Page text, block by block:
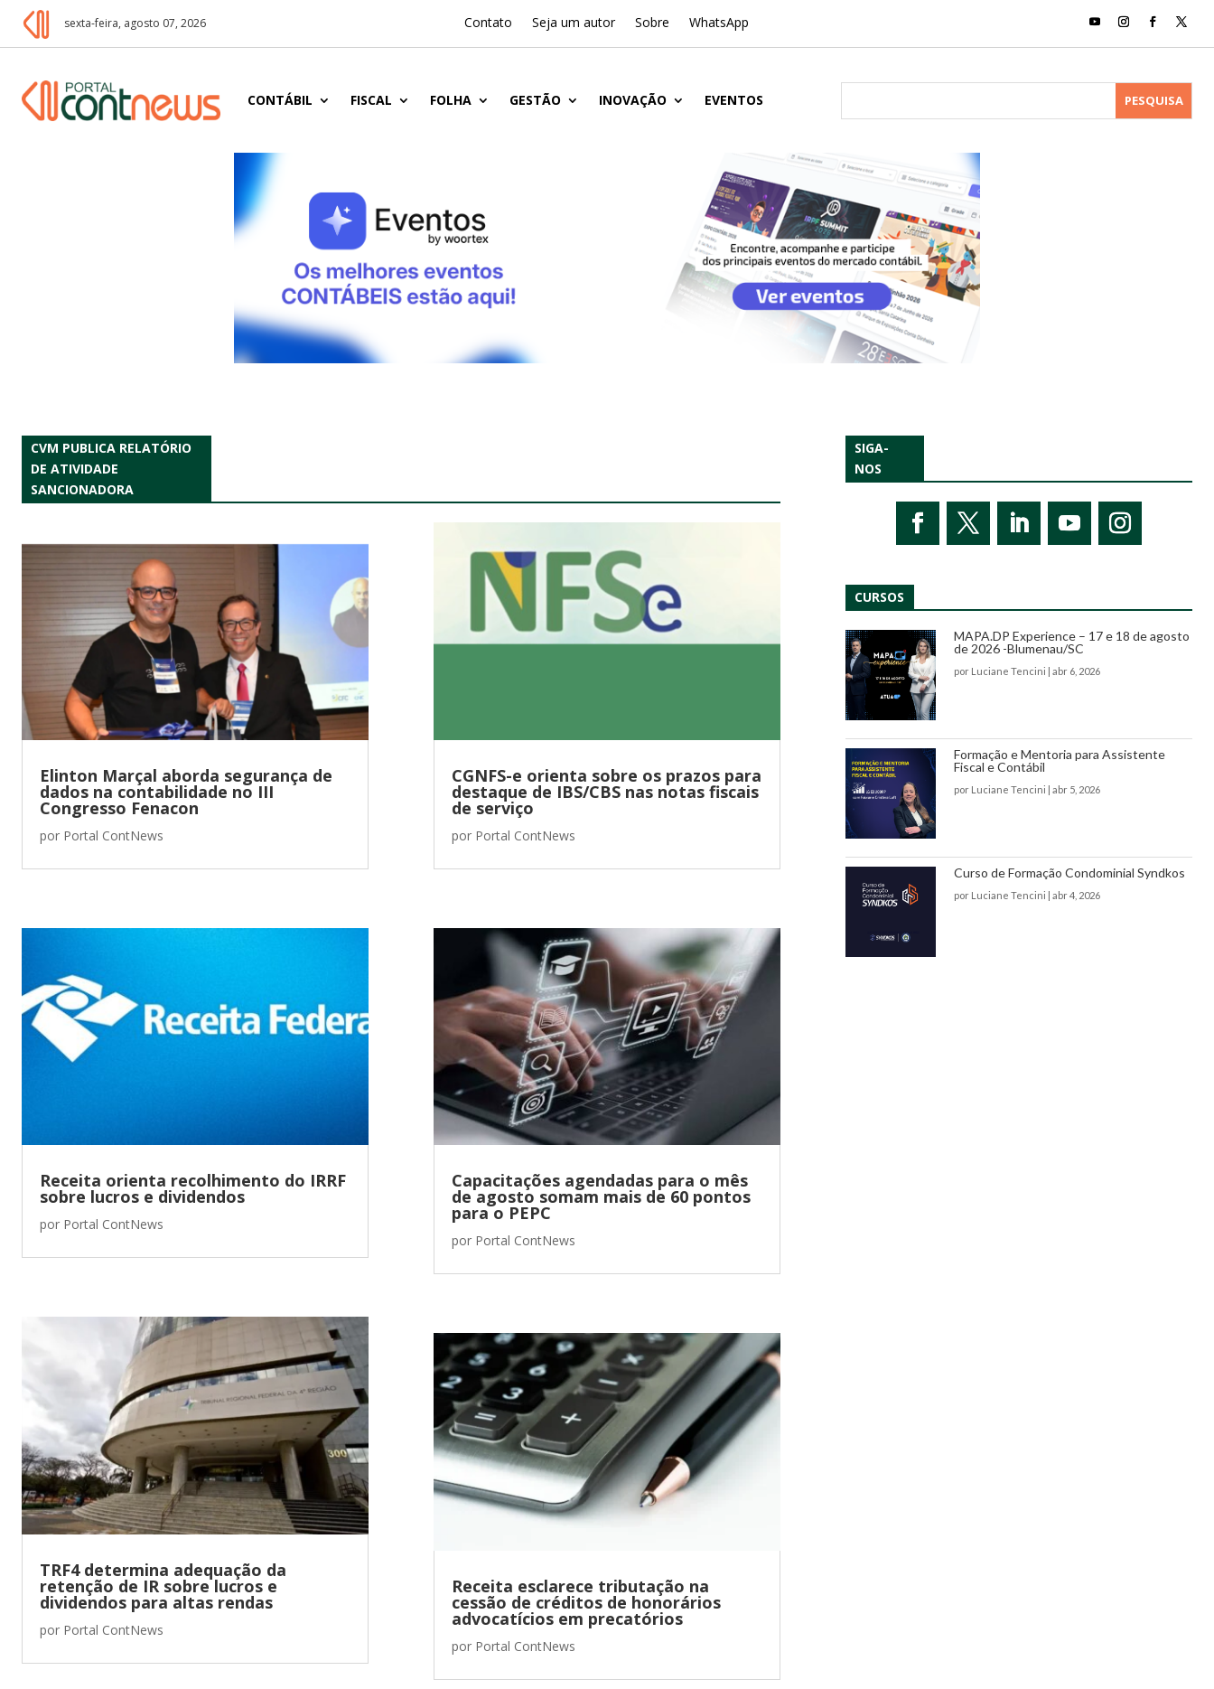
sexta-feira, agosto 07, 2026 Contato Seja um autor Sobre WhatsApp
CONTÁBIL FISCAL FOLHA GESTÃO INOVAÇÃO EVENTOS
CVM PUBLICA RELATÓRIO
DE ATIVIDADE
SANCIONADORA
Elinton Marçal aborda segurança de
dados na contabilidade no III
Congresso Fenacon
por Portal ContNews
Receita orienta recolhimento do IRRF
sobre lucros e dividendos
por Portal ContNews
TRF4 determina adequação da
retenção de IR sobre lucros e
dividendos para altas rendas
por Portal ContNews
CGNFS-e orienta sobre os prazos para
destaque de IBS/CBS nas notas fiscais
de serviço
por Portal ContNews
Capacitações agendadas para o mês
de agosto somam mais de 60 pontos
para o PEPC
por Portal ContNews
Receita esclarece tributação na
cessão de créditos de honorários
advocatícios em precatórios
por Portal ContNews
SIGA-
NOS
CURSOS
MAPA.DP Experience – 17 e 18 de agosto
de 2026 -Blumenau/SC
por Luciane Tencini | abr 6, 2026
Formação e Mentoria para Assistente
Fiscal e Contábil
por Luciane Tencini | abr 5, 2026
Curso de Formação Condominial Syndkos
por Luciane Tencini | abr 4, 2026